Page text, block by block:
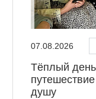
07.08.2026
Тёплый день
душу